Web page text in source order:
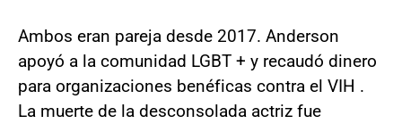
Ambos eran pareja desde 2017. Anderson
apoyó a la comunidad LGBT + y recaudó dinero
para organizaciones benéficas contra el VIH .
La muerte de la desconsolada actriz fue